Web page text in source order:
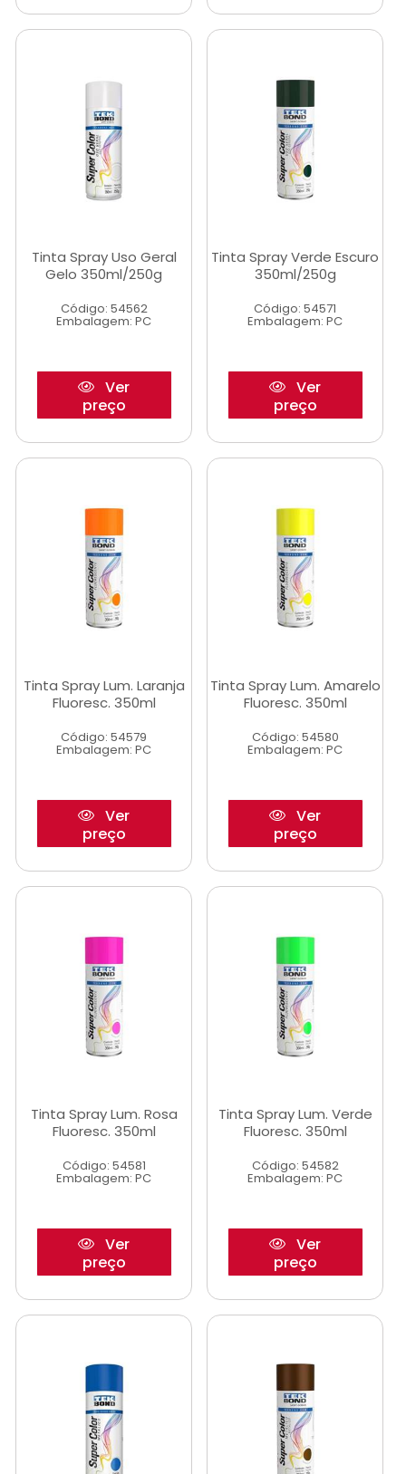
Tinta Spray Uso Geral
Gelo 350ml/250g
Código: 54562
Embalagem: PC
Ver
preço
Tinta Spray Verde Escuro
350ml/250g
Código: 54571
Embalagem: PC
Ver
preço
Tinta Spray Lum. Laranja
Fluoresc. 350ml
Código: 54579
Embalagem: PC
Ver
preço
Tinta Spray Lum. Amarelo
Fluoresc. 350ml
Código: 54580
Embalagem: PC
Ver
preço
Tinta Spray Lum. Rosa
Fluoresc. 350ml
Código: 54581
Embalagem: PC
Ver
preço
Tinta Spray Lum. Verde
Fluoresc. 350ml
Código: 54582
Embalagem: PC
Ver
preço